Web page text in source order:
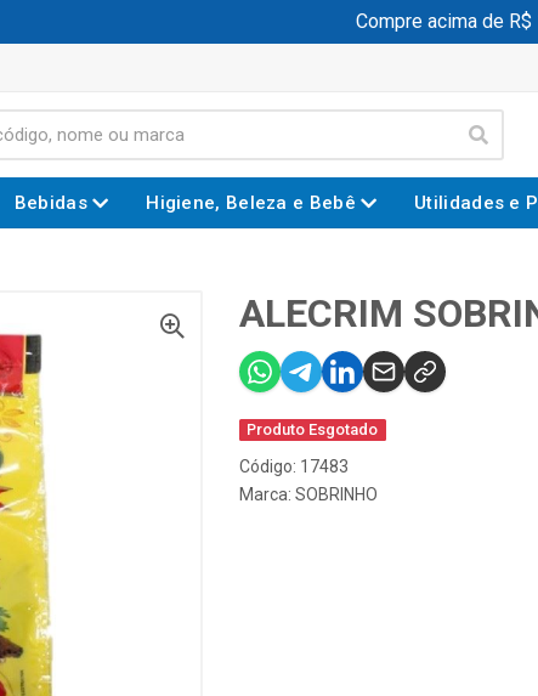
Compre acima de R$
Bebidas Higiene, Beleza e Bebê Utilidades e
ALECRIM
Produto Esgotado
Código: 17483
Marca: SOBRINHO